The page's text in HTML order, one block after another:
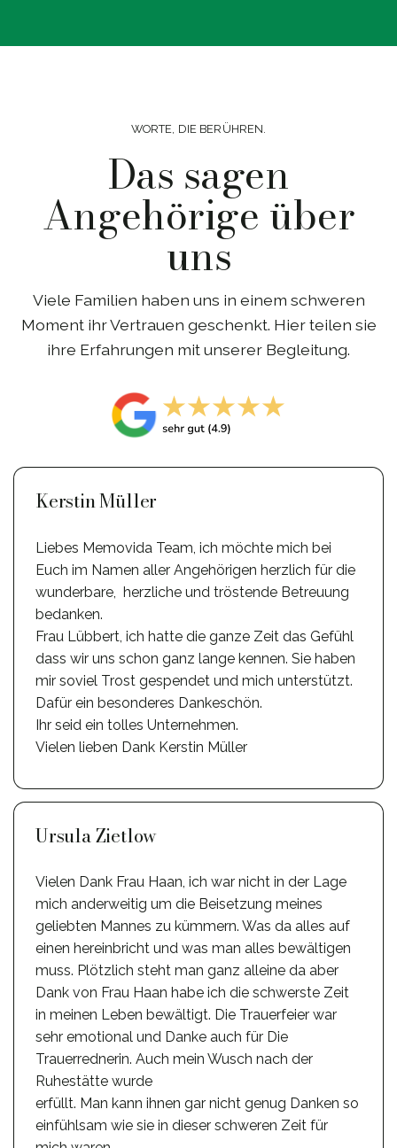
WORTE, DIE BERÜHREN.
Das sagen
Angehörige über
uns
Viele Familien haben uns in einem schweren
Moment ihr Vertrauen geschenkt. Hier teilen sie
ihre Erfahrungen mit unserer Begleitung.
Kerstin Müller
Liebes Memovida Team, ich möchte mich bei
Euch im Namen aller Angehörigen herzlich für die
wunderbare, herzliche und tröstende Betreuung
bedanken.
Frau Lübbert, ich hatte die ganze Zeit das Gefühl
dass wir uns schon ganz lange kennen. Sie haben
mir soviel Trost gespendet und mich unterstützt.
Dafür ein besonderes Dankeschön.
Ihr seid ein tolles Unternehmen.
Vielen lieben Dank Kerstin Müller
Ursula Zietlow
Vielen Dank Frau Haan, ich war nicht in der Lage
mich anderweitig um die Beisetzung meines
geliebten Mannes zu kümmern. Was da alles auf
einen hereinbricht und was man alles bewältigen
muss. Plötzlich steht man ganz alleine da aber
Dank von Frau Haan habe ich die schwerste Zeit
in meinen Leben bewältigt. Die Trauerfeier war
sehr emotional und Danke auch für Die
Trauerrednerin. Auch mein Wusch nach der
Ruhestätte wurde
erfüllt. Man kann ihnen gar nicht genug Danken so
einfühlsam wie sie in dieser schweren Zeit für